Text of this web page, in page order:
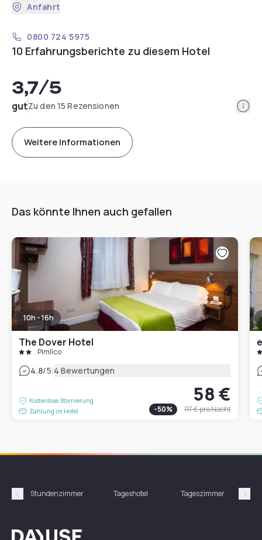
Anfahrt
0800 724 5975
10 Erfahrungsberichte zu diesem Hotel
3,7/5
gutZu den 15 Rezensionen
Weitere Informationen
Das könnte Ihnen auch gefallen
10h - 16h
The Dover Hotel
Pimlico
4.8/5|4 Bewertungen
Kostenlose Stornierung
Zahlung im Hotel
58 €
-50% 117 €pro Nacht
Précédent
Stundenzimmer Tageshotel Tageszimmer
Dayuse